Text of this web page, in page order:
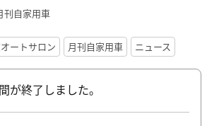
刊自家用車
ートサロン 月刊自家用車 ニュース
終了しました。